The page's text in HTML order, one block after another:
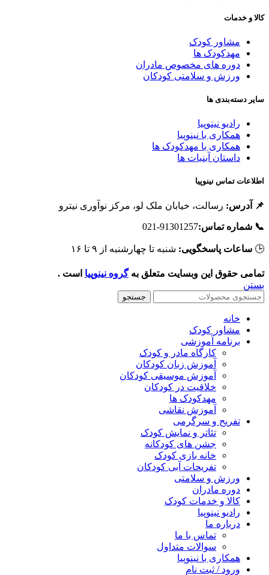
و خدمات
مشاور کودک
مهدکودک ها
دوره های مخصوص مادران
ورزش و سلامتی کودکان
دسته‌بندی ها
رادیو نینوپیا
همکاری با نینوپیا
همکاری با مهدکودک ها
داستان آبنبات ها
تماس نینوپیا
آدرس: رسالت، خیابان ملک لو، مرکز نوآوری نیترو
شماره تماس: 91301257-021
ساعات پاسخگویی: شنبه تا چهارشنبه از ۹ تا ۱۶
حقوق این وبسایت متعلق بهگروه نینوپیااست .
جستجو
خانه
مشاور کودک
برنامه آموزشی
کارگاه مادر و کودک
آموزش زبان کودکان
آموزش موسیقی کودکان
خلاقیت در کودکان
مهد‌کودک ها
آموزش نقاشی
تفریح و سرگرمی
تئاتر و نمایش کودک
جشن های کودکانه
خانه بازی کودک
تفریحات آبی کودکان
ورزش و سلامتی
دوره مادران
کالا و خدمات کودک
رادیو نینوپیا
درباره ما
تماس با ما
سوالات متداول
همکاری با نینوپیا
ورود / ثبت نام